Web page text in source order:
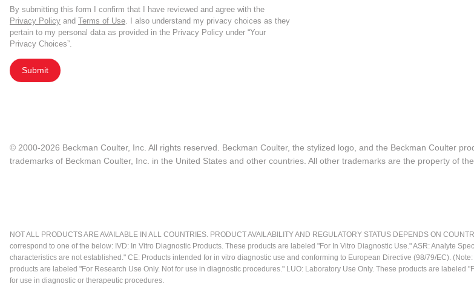
By submitting this form I confirm that I have reviewed and agree with the
Privacy Policy and Terms of Use. I also understand my privacy choices as they
pertain to my personal data as provided in the Privacy Policy under “Your
Privacy Choices”.
Submit
© 2000-2026 Beckman Coulter, Inc. All rights reserved. Beckman Coulter, the stylized logo, and the Beckman Coulter
trademarks of Beckman Coulter, Inc. in the United States and other countries. All other trademarks are the property of
NOT ALL PRODUCTS ARE AVAILABLE IN ALL COUNTRIES. PRODUCT AVAILABILITY AND REGULATORY STATUS DEPENDS ON
correspond to one of the below: IVD: In Vitro Diagnostic Products. These products are labeled "For In Vitro Diagnostic Use." ASR: Analyte
characteristics are not established." CE: Products intended for in vitro diagnostic use and conforming to European Directive (98/79/EC).
products are labeled "For Research Use Only. Not for use in diagnostic procedures." LUO: Laboratory Use Only. These products are
for use in diagnostic or therapeutic procedures.